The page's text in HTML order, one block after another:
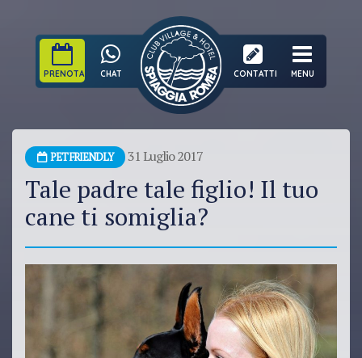
PRENOTA CHAT CONTATTI MENU
PET FRIENDLY 31 Luglio 2017
Tale padre tale figlio! Il tuo
cane ti somiglia?